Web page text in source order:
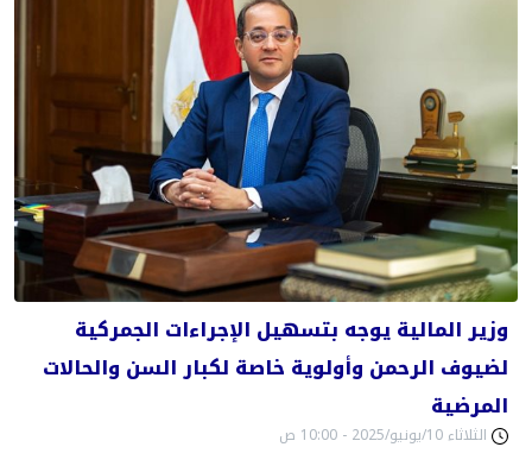
وزير المالية يوجه بتسهيل الإجراءات الجمركية
لضيوف الرحمن وأولوية خاصة لكبار السن والحالات
المرضية
الثلاثاء 10/يونيو/2025 - 10:00 ص